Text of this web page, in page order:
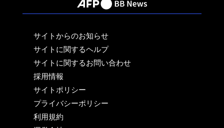
サイトからのお知らせ
サイトに関するヘルプ
サイトに関するお問い合わせ
採用情報
サイトポリシー
プライバシーポリシー
利用規約